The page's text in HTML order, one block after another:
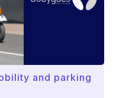
and parking